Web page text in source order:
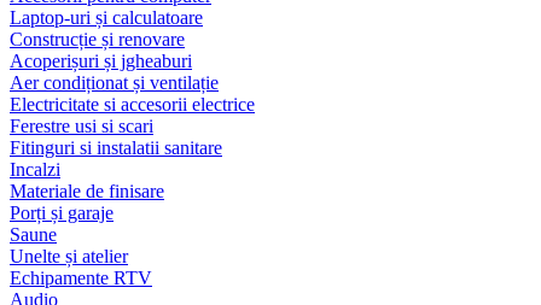
Laptop-uri și calculatoare
Construcție și renovare
Acoperișuri și jgheaburi
Aer condiționat și ventilație
Electricitate si accesorii electrice
Ferestre usi si scari
Fitinguri si instalatii sanitare
Incalzi
Materiale de finisare
Porți și garaje
Saune
Unelte și atelier
Echipamente RTV
Audio